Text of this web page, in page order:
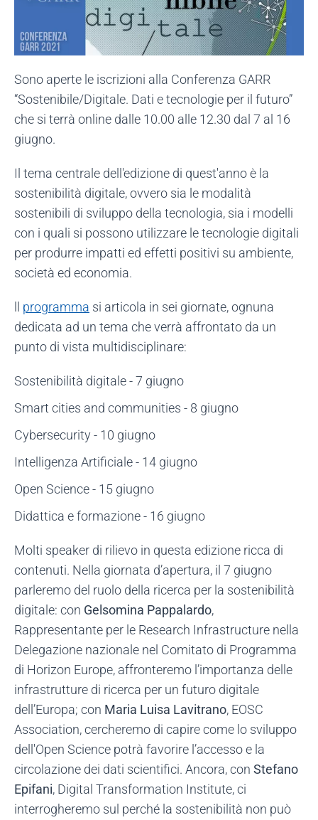
Sono aperte le iscrizioni alla Conferenza GARR
“Sostenibile/Digitale. Dati e tecnologie per il futuro”
che si terrà online dalle 10.00 alle 12.30 dal 7 al 16
giugno.
Il tema centrale dell'edizione di quest'anno è la
sostenibilità digitale, ovvero sia le modalità
sostenibili di sviluppo della tecnologia, sia i modelli
con i quali si possono utilizzare le tecnologie digitali
per produrre impatti ed effetti positivi su ambiente,
società ed economia.
programma si articola in sei giornate, ognuna
dedicata ad un tema che verrà affrontato da un
punto di vista multidisciplinare:
Sostenibilità digitale - 7 giugno
Smart cities and communities - 8 giugno
Cybersecurity - 10 giugno
Intelligenza Artificiale - 14 giugno
Open Science - 15 giugno
Didattica e formazione - 16 giugno
Molti speaker di rilievo in questa edizione ricca di
contenuti. Nella giornata d’apertura, il 7 giugno
parleremo del ruolo della ricerca per la sostenibilità
digitale: con Gelsomina Pappalardo,
Rappresentante per le Research Infrastructure nella
Delegazione nazionale nel Comitato di Programma
di Horizon Europe, affronteremo l’importanza delle
infrastrutture di ricerca per un futuro digitale
dell’Europa; con Maria Luisa Lavitrano, EOSC
Association, cercheremo di capire come lo sviluppo
dell'Open Science potrà favorire l’accesso e la
circolazione dei dati scientifici. Ancora, con Stefano
Epifani, Digital Transformation Institute, ci
interrogheremo sul perché la sostenibilità non può